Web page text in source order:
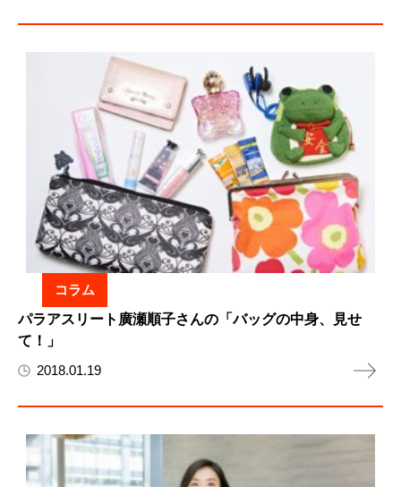
コラム
パラアスリート廣瀬順子さんの「バッグの中身、見せ
て！」
2018.01.19